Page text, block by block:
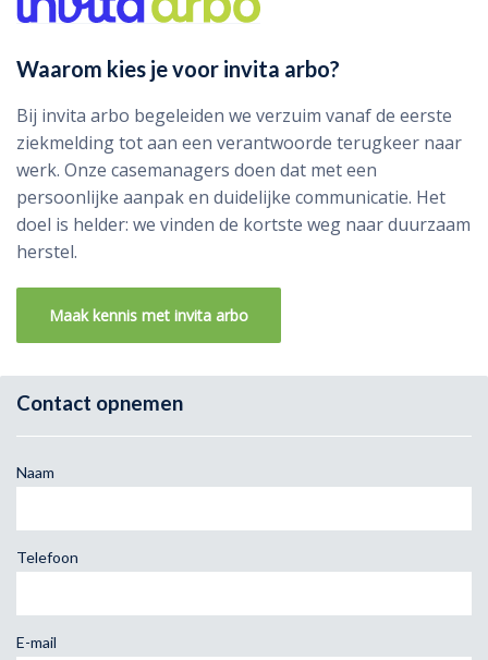
Waarom kies je voor invita arbo?
Bij invita arbo begeleiden we verzuim vanaf de eerste
ziekmelding tot aan een verantwoorde terugkeer naar
werk. Onze casemanagers doen dat met een
persoonlijke aanpak en duidelijke communicatie. Het
doel is helder: we vinden de kortste weg naar duurzaam
herstel.
Maak kennis met invita arbo
Contact opnemen
Naam
Telefoon
E-mail